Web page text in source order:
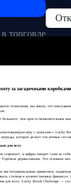
торговле
за загадочными коробками
технологии, мы знаем, что
большего, чем просто незначительные
игру с шансами с Lucky
которая делает эти ночные
для всех
и цифры говорят сами за
деривативами. Это основное
институциональным принятием,
степени в количественных
для всех. Lucky Streak Challenge — это